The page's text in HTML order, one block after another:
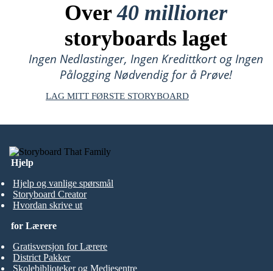
Over40 millioner
storyboards laget
Ingen Nedlastinger, Ingen Kredittkort og Ingen
Pålogging Nødvendig for å Prøve!
LAG MITT FØRSTE STORYBOARD
Hjelp
Hjelp og vanlige spørsmål
Storyboard Creator
Hvordan skrive ut
for Lærere
Gratisversjon for Lærere
District Pakker
Skolebiblioteker og Mediesentre